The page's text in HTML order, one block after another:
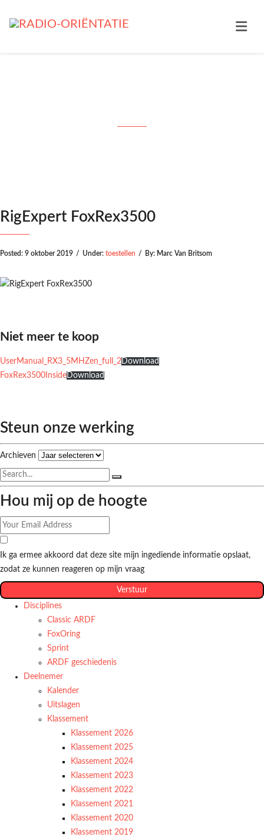
RigExpert FoxRex3500
Posted: 9 oktober 2019 / Under: toestellen / By: Marc Van Britsom
Niet meer te koop
UserManual_RX3_5MHZen_full_2Download
FoxRex3500InsideDownload
Steun onze werking
Archieven
Hou mij op de hoogte
Ik ga ermee akkoord dat deze site mijn ingediende informatie opslaat,
zodat ze kunnen reageren op mijn vraag
Verstuur
Disciplines
Classic ARDF
FoxOring
Sprint
ARDF geschiedenis
Deelnemer
Kalender
Uitslagen
Klassement
Klassement 2026
Klassement 2025
Klassement 2024
Klassement 2023
Klassement 2022
Klassement 2021
Klassement 2020
Klassement 2019